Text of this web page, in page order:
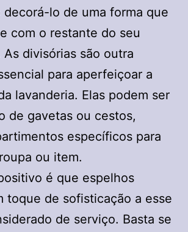
lo de uma forma que
com o restante do seu
divisórias são outra
para aperfeiçoar a
lavanderia. Elas podem ser
de gavetas ou cestos,
específicos para
ou item.
é que espelhos
toque de sofisticação a esse
de serviço. Basta se